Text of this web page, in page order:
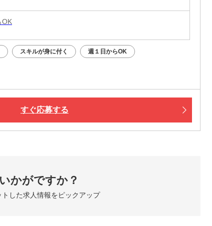
OK
スキルが身に付く 週１日からOK
すぐ応募する
かがですか？
した求人情報をピックアップ